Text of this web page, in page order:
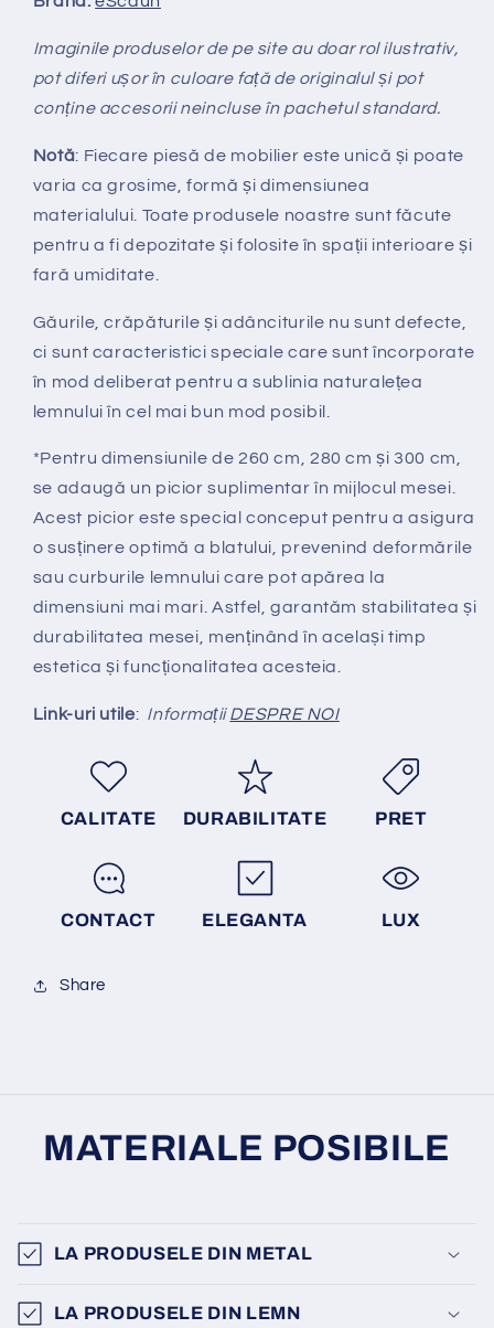
Imaginile produselor de pe site au doar rol ilustrativ,
pot diferi ușor în culoare față de originalul și pot
conține accesorii neincluse în pachetul standard.
Notă: Fiecare piesă de mobilier este unică și poate
varia ca grosime, formă și dimensiunea
materialului. Toate produsele noastre sunt făcute
pentru a fi depozitate și folosite în spații interioare și
fară umiditate.
Găurile, crăpăturile și adânciturile nu sunt defecte,
ci sunt caracteristici speciale care sunt încorporate
în mod deliberat pentru a sublinia naturalețea
lemnului în cel mai bun mod posibil.
*Pentru dimensiunile de 260 cm, 280 cm și 300 cm,
se adaugă un picior suplimentar în mijlocul mesei.
Acest picior este special conceput pentru a asigura
o susținere optimă a blatului, prevenind deformările
sau curburile lemnului care pot apărea la
dimensiuni mai mari. Astfel, garantăm stabilitatea și
durabilitatea mesei, menținând în același timp
estetica și funcționalitatea acesteia.
Link-uri utile: InformațiiDESPRE NOI
CALITATE DURABILITATE PRET
CONTACT ELEGANTA LUX
Share
MATERIALE POSIBILE
LA PRODUSELE DIN METAL
LA PRODUSELE DIN LEMN